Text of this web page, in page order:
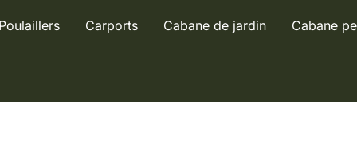
Poulaillers Carports Cabane de jardin Cabane